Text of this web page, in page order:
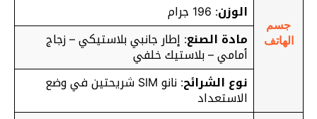
جسم
الهاتف
الوزن: 196 جرام
مادة الصنع: إطار جانبي بلاستيكي – زجاج
أمامي – بلاستيك خلفي
نوع الشرائح
: نانو SIM شريحتين في وضع
الاستعداد